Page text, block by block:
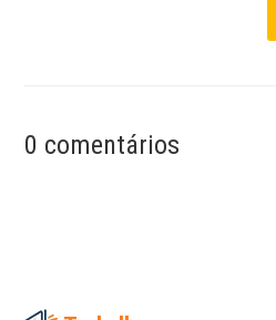
0 comentários